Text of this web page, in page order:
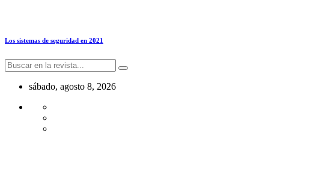
Los sistemas de seguridad en 2021
sábado, agosto 8, 2026